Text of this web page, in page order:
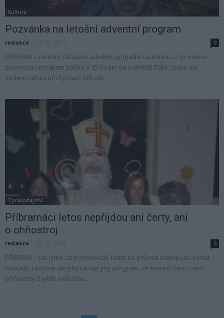
Kultura
Pozvánka na letošní adventní program
redakce 0
PŘÍBRAM – Letošní zahájení adventu připadá na sobotu 2. prosince.
Slavnostní program začne v 15 hodin na náměstí TGM. Letos ale
vedení města přichystalo několik...
Zpravodajství
Příbramáci letos nepřijdou ani čerty, ani
o ohňostroj
redakce 0
PŘÍBRAM – Jak jsme už informovali, letos se průvod krampusů konat
nebude, radnice ale připravuje jiný program, ve kterém čerti nebo
ohňostroj chybět nebudou....